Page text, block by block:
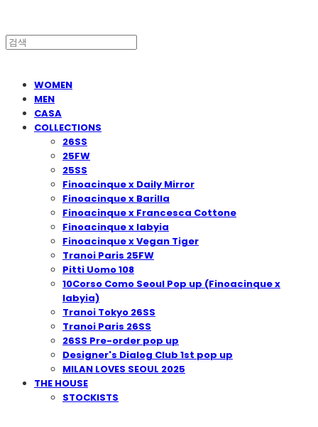
WOMEN
MEN
CASA
COLLECTIONS
26SS
25FW
25SS
Finoacinque x Daily Mirror
Finoacinque x Barilla
Finoacinque x Francesca Cottone
Finoacinque x Iabyia
Finoacinque x Vegan Tiger
Tranoi Paris 25FW
Pitti Uomo 108
10Corso Como Seoul Pop up (Finoacinque x
Iabyia)
Tranoi Tokyo 26SS
Tranoi Paris 26SS
26SS Pre-order pop up
Designer's Dialog Club 1st pop up
MILAN LOVES SEOUL 2025
THE HOUSE
STOCKISTS